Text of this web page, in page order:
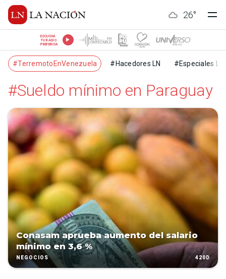
26°
ESCUCHÁ
TU RADIO
PREFERIDA
#TerremotoEnVenezuela #Hacedores LN #Especiales LN
#Sueldo mínimo en Paraguay
Conasam aprueba aumento del salario
mínimo en 3,6 %
NEGOCIOS 420D